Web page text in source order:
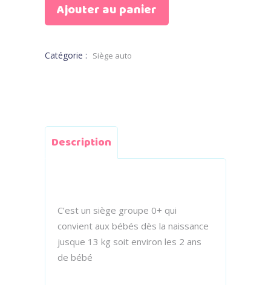
Ajouter au panier
Catégorie : Siège auto
Description
C’est un siège groupe 0+ qui
convient aux bébés dès la naissance
jusque 13 kg soit environ les 2 ans
de bébé